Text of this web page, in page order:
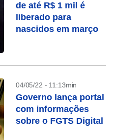
de até R$ 1 mil é
liberado para
nascidos em março
04/05/22 - 11:13min
Governo lança portal
com informações
sobre o FGTS Digital